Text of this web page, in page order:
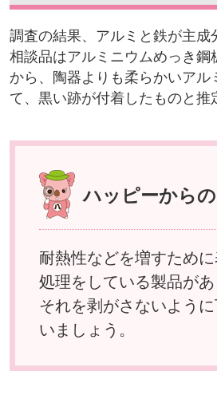
調査の結果、アルミと鉄が主成
相談品はアルミニウムめっき鋼
から、陶器よりも柔らかいアル
て、黒い跡が付着したものと
ハッピーから
耐熱性などを増すため
処理をしている製品があ
それを剥がさないよう
いましょう。